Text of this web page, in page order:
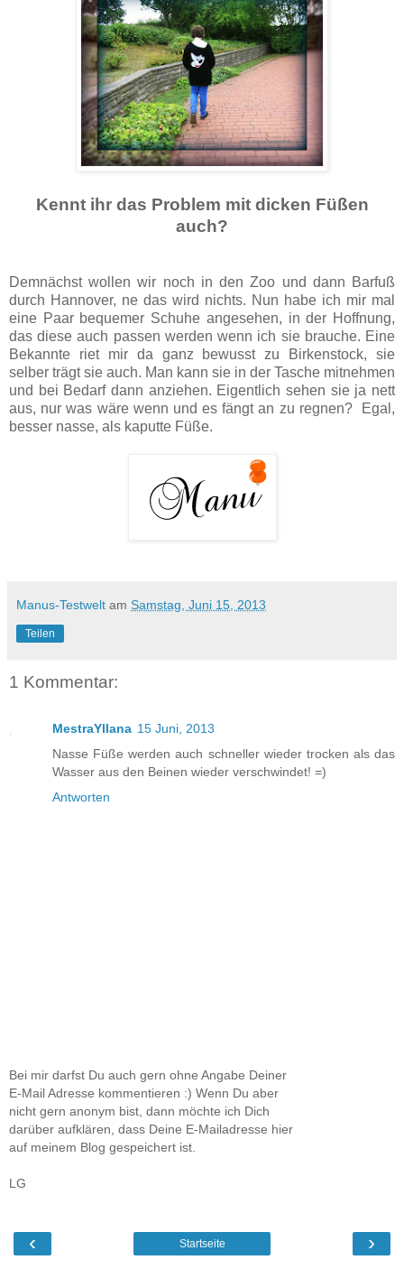
Kennt ihr das Problem mit dicken Füßen
auch?
Demnächst wollen wir noch in den Zoo und dann Barfuß
durch Hannover, ne das wird nichts. Nun habe ich mir mal
eine Paar bequemer Schuhe angesehen, in der Hoffnung,
das diese auch passen werden wenn ich sie brauche. Eine
Bekannte riet mir da ganz bewusst zu Birkenstock, sie
selber trägt sie auch. Man kann sie in der Tasche mitnehmen
und bei Bedarf dann anziehen. Eigentlich sehen sie ja nett
aus, nur was wäre wenn und es fängt an zu regnen? Egal,
besser nasse, als kaputte Füße.
Manus-Testwelt am Samstag, Juni 15, 2013
Teilen
1 Kommentar:
MestraYllana 15 Juni, 2013
Nasse Füße werden auch schneller wieder trocken als das
Wasser aus den Beinen wieder verschwindet! =)
Antworten
Bei mir darfst Du auch gern ohne Angabe Deiner
E-Mail Adresse kommentieren :) Wenn Du aber
nicht gern anonym bist, dann möchte ich Dich
darüber aufklären, dass Deine E-Mailadresse hier
auf meinem Blog gespeichert ist.
LG
‹ ›
Startseite